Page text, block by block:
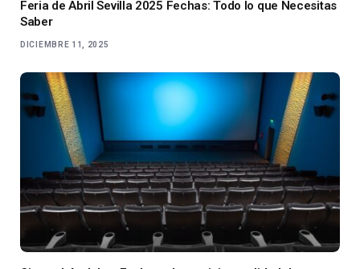
Feria de Abril Sevilla 2025 Fechas: Todo lo que Necesitas
Saber
DICIEMBRE 11, 2025